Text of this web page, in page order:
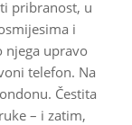
pribranost, u
i
njega upravo
telefon. Na
Čestita
– i zatim,